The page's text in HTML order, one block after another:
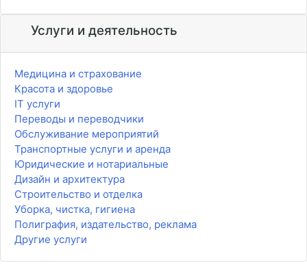
Услуги и деятельность
Медицина и страхование
Красота и здоровье
IT услуги
Переводы и переводчики
Обслуживание мероприятий
Транспортные услуги и аренда
Юридические и нотариальные
Дизайн и архитектура
Строительство и отделка
Уборка, чистка, гигиена
Полиграфия, издательство, реклама
Другие услуги